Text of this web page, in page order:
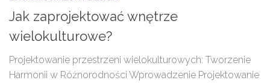
Jak zaprojektować wnętrze
wielokulturowe?
Projektowanie przestrzeni wielokulturowych: Tworzenie
Harmonii w Różnorodności Wprowadzenie Projektowanie